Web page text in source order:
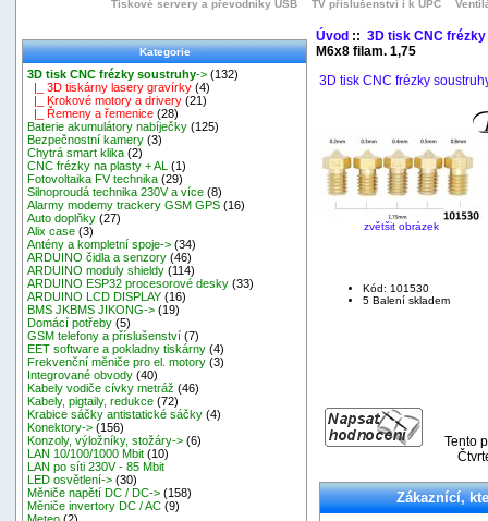
Tiskové servery a převodníky USB
TV příslušenství i k UPC
Kategorie
3D tisk CNC frézky soustruhy-> (132)
|_ 3D tiskárny lasery gravírky (4)
|_ Krokové motory a drivery (21)
|_ Řemeny a řemenice (28)
Baterie akumulátory nabíječky (125)
Bezpečnostní kamery (3)
Chytrá smart klika (2)
CNC frézky na plasty + AL
(1)
Fotovoltaika FV technika (29)
Silnoproudá technika 230V a více (8)
Alarmy modemy trackery GSM GPS (16)
Auto doplňky (27)
Alix case (3)
Antény a kompletní spoje-> (34)
ARDUINO čidla a senzory (46)
ARDUINO moduly shieldy (114)
ARDUINO ESP32 procesorové desky (33)
ARDUINO LCD DISPLAY (16)
BMS JKBMS JIKONG-> (19)
Domácí potřeby (5)
GSM telefony a příslušenství (7)
EET software a pokladny tiskárny (4)
Frekvenční měniče pro el. motory (3)
Integrované obvody (40)
Kabely vodiče cívky metráž (46)
Kabely, pigtaily, redukce (72)
Krabice sáčky antistatické sáčky (4)
Konektory-> (156)
Konzoly, výložníky, stožáry-> (6)
LAN 10/100/1000 Mbit (10)
LAN po síti 230V - 85 Mbit
LED osvětlení-> (30)
Měniče napětí DC / DC-> (158)
Měniče invertory DC / AC (9)
Úvod:: 3D tisk CNC
M6x8 filam. 1,75
3D tisk CNC frézky
zvětšit obrázek
Kód: 101530
5 Balení skladem
Tento
Zákaznící,